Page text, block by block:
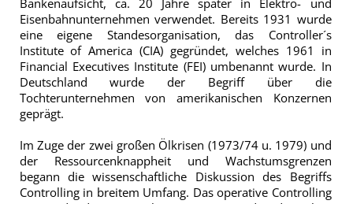
Eisenbahnunternehmen verwendet. Bereits 1931 wurde
eine eigene Standesorganisation, das Controller´s
Institute of America (CIA) gegründet, welches 1961 in
Financial Executives Institute (FEI) umbenannt wurde. In
Deutschland wurde der Begriff über die
Tochterunternehmen von amerikanischen Konzernen
geprägt.
Im Zuge der zwei großen Ölkrisen (1973/74 u. 1979) und
der Ressourcenknappheit und Wachstumsgrenzen
begann die wissenschaftliche Diskussion des Begriffs
Controlling in breitem Umfang. Das operative Controlling